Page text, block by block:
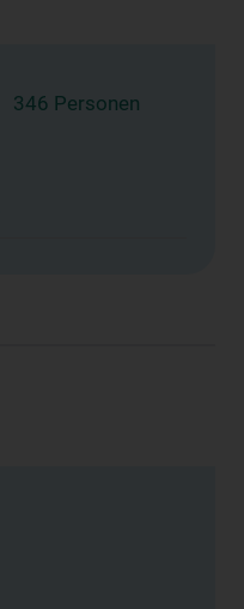
346 Personen